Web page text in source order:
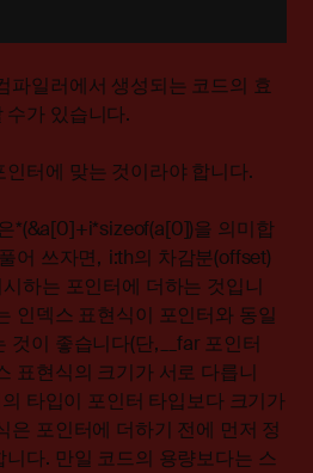
파일러에서 생성되는 코드의 효
수가 있습니다.
터에 맞는 것이라야 합니다.
*(&a[0]+i*sizeof(a[0])을 의미합
어 쓰자면, i:th의 차감분(offset)
하는 포인터에 더하는 것입니
인덱스 표현식이 포인터와 동일
이 좋습니다(단, __far 포인터
표현식의 크기가 서로 다릅니
타입이 포인터 타입보다 크기가
은 포인터에 더하기 전에 먼저 정
다. 만일 코드의 용량보다는 스